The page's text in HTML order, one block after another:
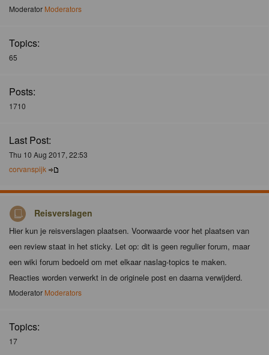
Moderator Moderators
Topics:
65
Posts:
1710
Last Post:
Thu 10 Aug 2017, 22:53
corvanspijk
Reisverslagen
Hier kun je reisverslagen plaatsen. Voorwaarde voor het plaatsen van
een review staat in het sticky. Let op: dit is geen regulier forum, maar
een wiki forum bedoeld om met elkaar naslag-topics te maken.
Reacties worden verwerkt in de originele post en daarna verwijderd.
Moderator Moderators
Topics:
17